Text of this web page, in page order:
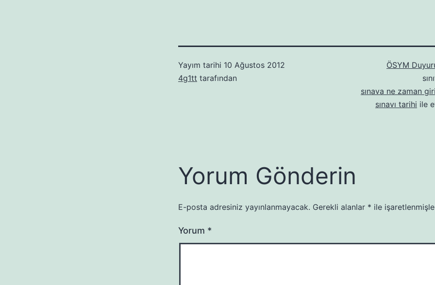
Yayım tarihi 10 Ağustos 2012
4g1tt tarafından
ÖSYM
sınava ne zaman
sınavı tarihi ile
Yorum Gönderin
E-posta adresiniz yayınlanmayacak. Gerekli alanlar * ile
Yorum *